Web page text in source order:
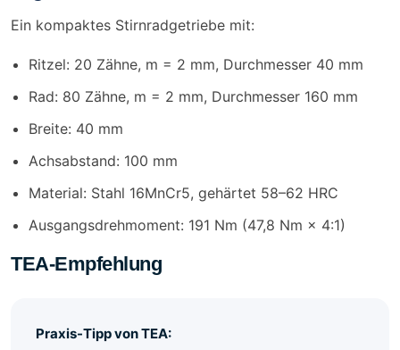
Ein kompaktes Stirnradgetriebe mit:
Ritzel: 20 Zähne, m = 2 mm, Durchmesser 40 mm
Rad: 80 Zähne, m = 2 mm, Durchmesser 160 mm
Breite: 40 mm
Achsabstand: 100 mm
Material: Stahl 16MnCr5, gehärtet 58–62 HRC
Ausgangsdrehmoment: 191 Nm (47,8 Nm × 4:1)
TEA-Empfehlung
Praxis-Tipp von TEA: